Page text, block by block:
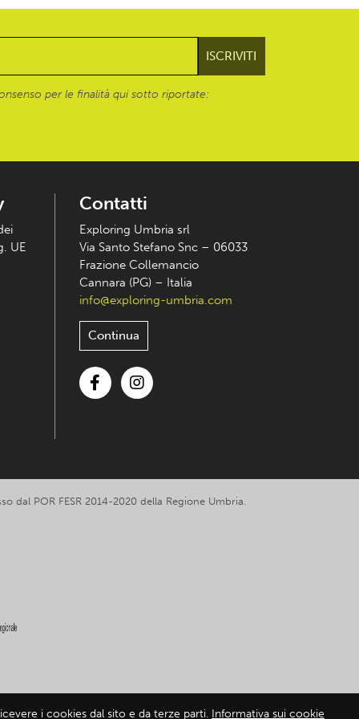
per le finalità qui sotto riportate:
UE
Contatti
Exploring Umbria srl
Via Santo Stefano Snc – 06033
Frazione Collemancio
Cannara (PG) – Italia
info@exploring-umbria.com
Continua
dal POR FESR 2014-2020 della Regione Umbria.
sui cookie
i cookies dal sito e da terze parti. Informativa sui cookie